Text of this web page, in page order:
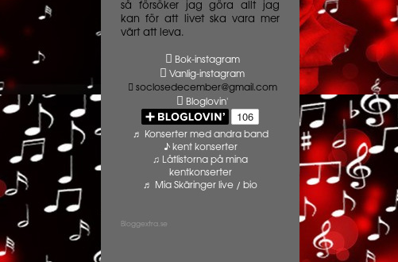
så försöker jag göra allt jag
kan för att livet ska vara mer
värt att leva.
Bok-instagram
Vanlig-instagram
soclosedecember@gmail.com
Bloglovin'
♬ Konserter med andra band
♪ kent konserter
♫ Låtlistorna på mina
kentkonserter
♬ Mia Skäringer live / bio
Bloggextra.se